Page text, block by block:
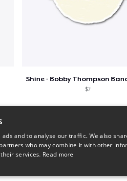
$7
and to analyse our traffic. We also
who may combine it with other
services. Read more